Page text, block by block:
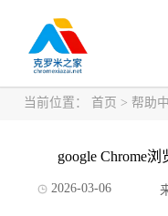
当前位置： 首页 > 帮助
google Chrome
2026-03-06